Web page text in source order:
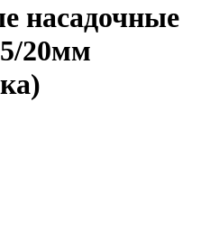
насадочные
20мм